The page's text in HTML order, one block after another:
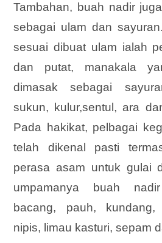
Tambahan, buah nadir
sebagai ulam dan
sesuai dibuat ulam ialah
dan putat, manakala
dimasak sebagai
sukun, kulur,sentul, ara
Pada hakikat, pelbagai
telah dikenal pasti
perasa asam untuk gulai
umpamanya buah
bacang, pauh,
nipis, limau kasturi, sepam